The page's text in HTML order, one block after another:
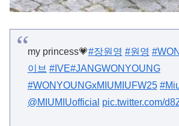
my princess💗#장원영 #원영
이브 #IVE#JANGWONYOUNG
#WONYOUNGxMIUMIUFW25
@MIUMIUofficial pic.twitter.com/